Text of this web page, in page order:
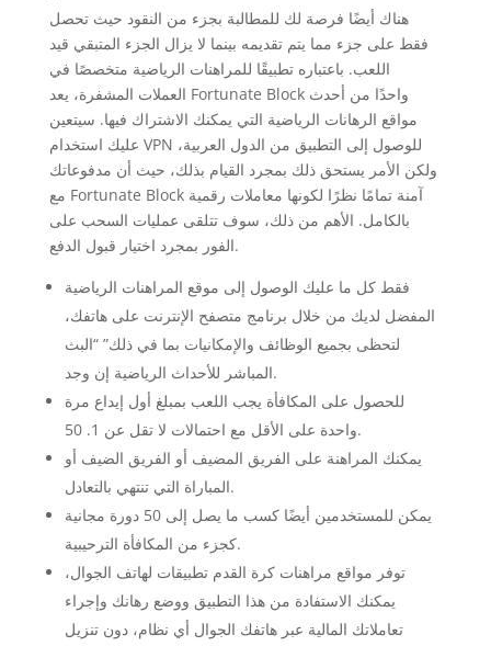
هناك أيضًا فرصة لك للمطالبة بجزء من النقود حيث تحصل
فقط على جزء مما يتم تقديمه بينما لا يزال الجزء المتبقي قيد
اللعب. باعتباره تطبيقًا للمراهنات الرياضية متخصصًا في
العملات المشفرة، يعد Fortunate Block واحدًا من أحدث
مواقع الرهانات الرياضية التي يمكنك الاشتراك فيها. سيتعين
عليك استخدام VPN للوصول إلى التطبيق من الدول العربية،
ولكن الأمر يستحق ذلك بمجرد القيام بذلك، حيث أن مدفوعاتك
مع Fortunate Block آمنة تمامًا نظرًا لكونها معاملات رقمية
بالكامل. الأهم من ذلك، سوف تتلقى عمليات السحب على
الفور بمجرد اختيار قبول الدفع.
فقط كل ما عليك الوصول إلى موقع المراهنات الرياضية
المفضل لديك من خلال برنامج متصفح الإنترنت على هاتفك،
لتحظى بجميع الوظائف والإمكانيات بما في ذلك” “البث
المباشر للأحداث الرياضية إن وجد.
للحصول على المكافأة يجب اللعب بمبلغ أول إيداع مرة
واحدة على الأقل مع احتمالات لا تقل عن 1. 50.
يمكنك المراهنة على الفريق المضيف أو الفريق الضيف أو
المباراة التي تنتهي بالتعادل.
يمكن للمستخدمين أيضًا كسب ما يصل إلى 50 دورة مجانية
كجزء من المكافأة الترحيبية.
توفر مواقع مراهنات كرة القدم تطبيقات لهاتف الجوال،
يمكنك الاستفادة من هذا التطبيق ووضع رهانك وإجراء
تعاملاتك المالية عبر هاتفك الجوال أي نظام، دون تنزيل